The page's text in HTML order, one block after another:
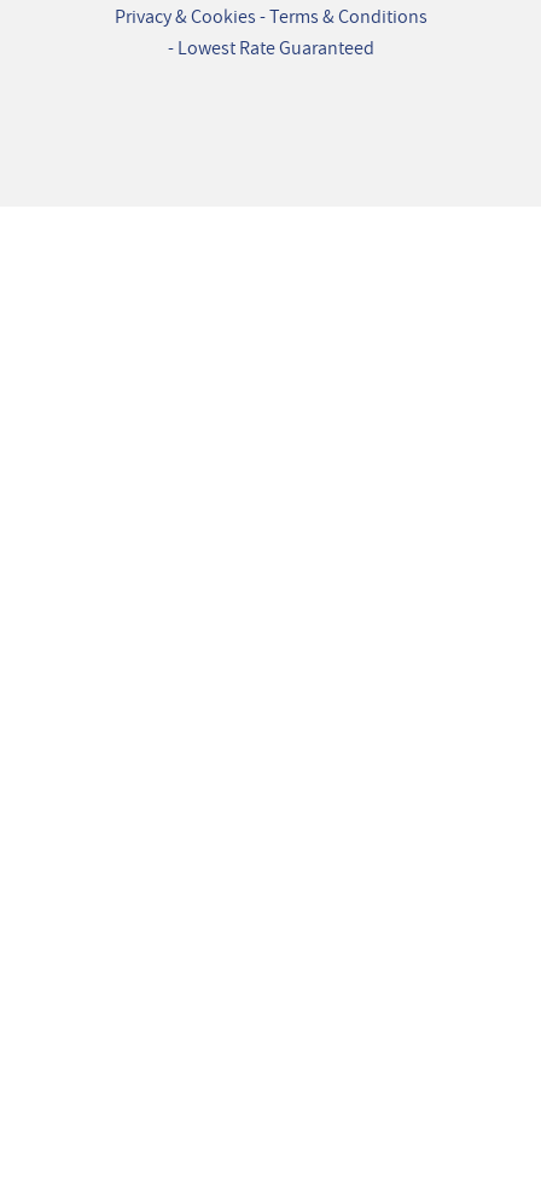
Privacy & Cookies Terms & Conditions
Lowest Rate Guaranteed